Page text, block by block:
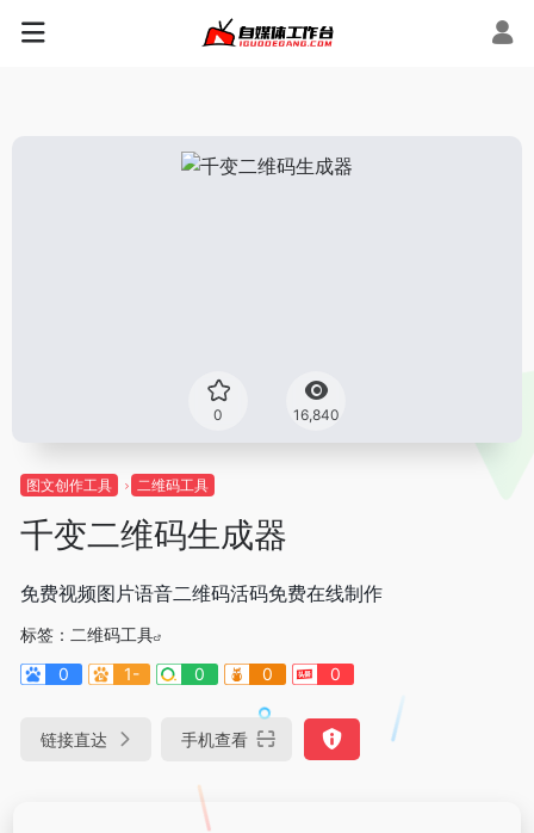
0 16,840
图文创作工具 二维码工具
千变二维码生成器
免费视频图片语音二维码活码免费在线制作
标签： 二维码工具
0
1- 0 0 0
链接直达 手机查看